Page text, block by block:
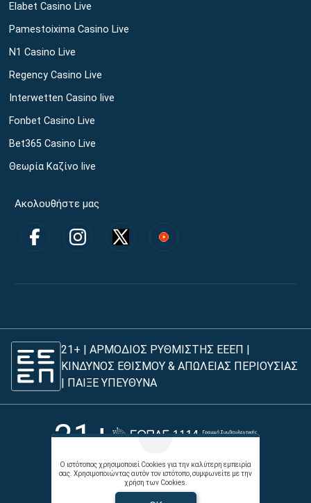
Ο ιστότοπος χρησιμοποιεί Cookies για την καλύτερη εμπειρία
σας. Χρησιμοποιώντας αυτόν τον ιστότοπο, συμφωνείτε με την
χρήση των Cookies.
Elabet Casino Live
Pamestoixima Casino Live
N1 Casino Live
Regency Casino Live
Interwetten Casino live
Fonbet Casino Live
Bet365 Casino Live
Θεωρία Καζίνο live
Ακολουθήστε μας
21+ | ΑΡΜΟΔΙΟΣ ΡΥΘΜΙΣΤΗΣ ΕΕΕΠ |
ΚΙΝΔΥΝΟΣ ΕΘΙΣΜΟΥ & ΑΠΩΛΕΙΑΣ ΠΕΡΙΟΥΣΙΑΣ
ΠΑΙΞΕ ΥΠΕΥΘΥΝΑ
21+
Όροι χρήσης | Πολιτική απορρήτου |